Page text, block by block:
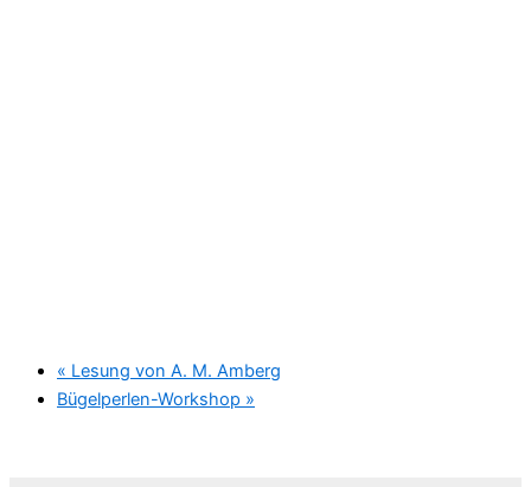
« Lesung von A. M. Amberg
Bügelperlen-Workshop »